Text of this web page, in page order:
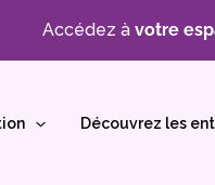
Accédez à votre
Découvrez les